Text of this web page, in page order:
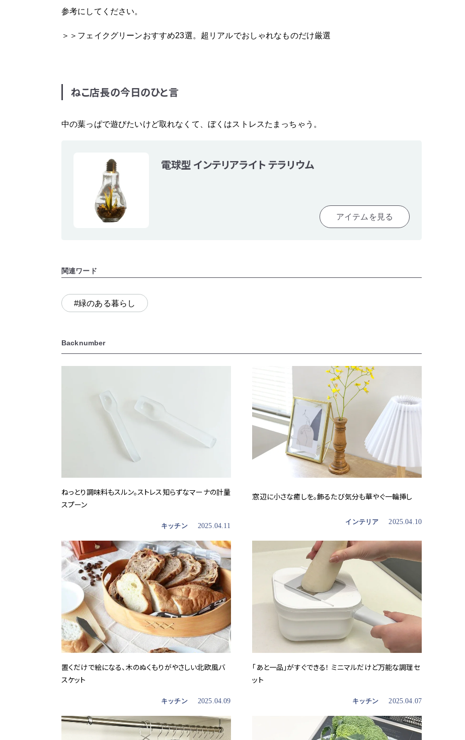
参考にしてください。
＞＞ フェイクグリーンおすすめ23選。超リアルでおしゃれなものだけ厳選
ねこ店長の今日のひと言
中の葉っぱで遊びたいけど取れなくて、ぼくはストレスたまっちゃう。
電球型 インテリアライト テラリウム
アイテムを見る
関連ワード
#緑のある暮らし
Backnumber
ねっとり調味料もスルン。ストレス知らずなマーナの計量
スプーン
キッチン 2025.04.11
窓辺に小さな癒しを。飾るたび気分も華やぐ一輪挿し
インテリア 2025.04.10
置くだけで絵になる、木のぬくもりがやさしい北欧風バ
スケット
キッチン 2025.04.09
「あと一品」がすぐできる！ ミニマルだけど万能な調理セ
ット
キッチン 2025.04.07